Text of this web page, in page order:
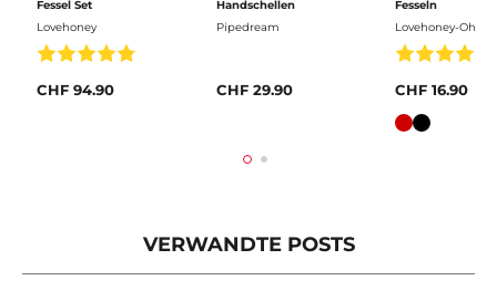
Fessel Set
Lovehoney
CHF 94.90
Handschellen
Pipedream
CHF 29.90
Fesseln
Lovehoney-Oh
CHF 16.90
Farbe
VERWANDTE POSTS